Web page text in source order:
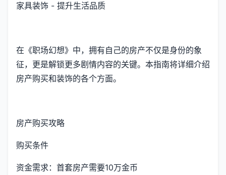
家具装饰 - 提升生活品质
在《职场幻想》中，拥有自己的房产不仅是身份的象
征，更是解锁更多剧情内容的关键。本指南将详细介绍
房产购买和装饰的各个方面。
房产购买攻略
购买条件
资金需求：首套房产需要10万金币